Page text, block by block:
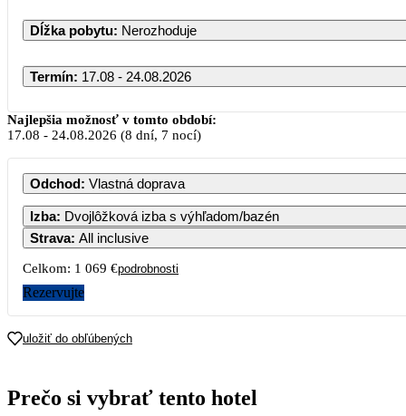
Dĺžka pobytu: Nerozhoduje
Termín: 17.08 - 24.08.2026
August 2026
PO UT ST ŠT PI SO
1
3 4 5 6 7 8
694
24 25
Najlepšia možnosť v tomto období:
17.08 - 24.08.2026 (8 dní, 7 nocí)
Odchod: Vlastná doprava
Izba: Dvojlôžková izba s výhľadom/bazén
Strava: All inclusive
Celkom: 1 069 €podrobnosti
Rezervujte
uložiť do obľúbených
Prečo si vybrať tento hotel